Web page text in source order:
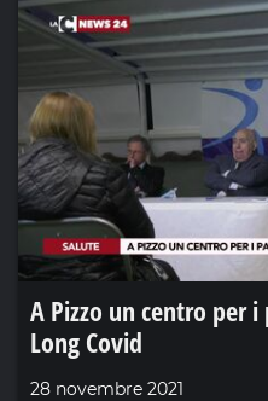
A Pizzo un centro per
Long Covid
28 novembre 2021